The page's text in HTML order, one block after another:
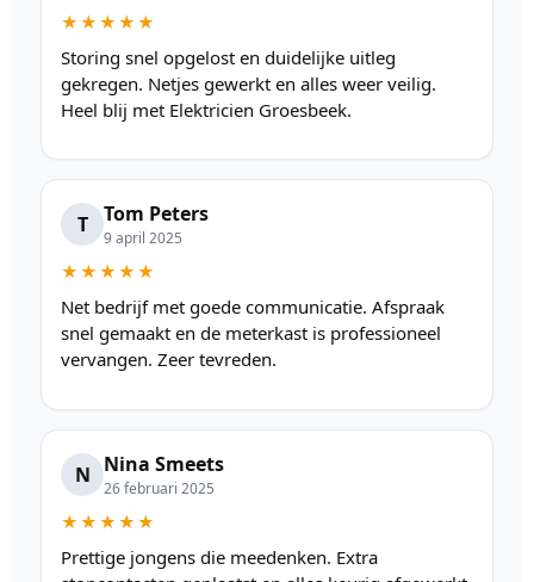
★★★★★
Storing snel opgelost en duidelijke uitleg
gekregen. Netjes gewerkt en alles weer veilig.
Heel blij met Elektricien Groesbeek.
T Tom Peters
9 april 2025
★★★★★
Net bedrijf met goede communicatie. Afspraak
snel gemaakt en de meterkast is professioneel
vervangen. Zeer tevreden.
N Nina Smeets
26 februari 2025
★★★★★
Prettige jongens die meedenken. Extra